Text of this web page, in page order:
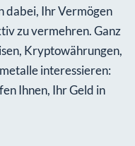
dabei, Ihr Vermögen
zu vermehren. Ganz
Kryptowährungen,
interessieren:
Ihnen, Ihr Geld in